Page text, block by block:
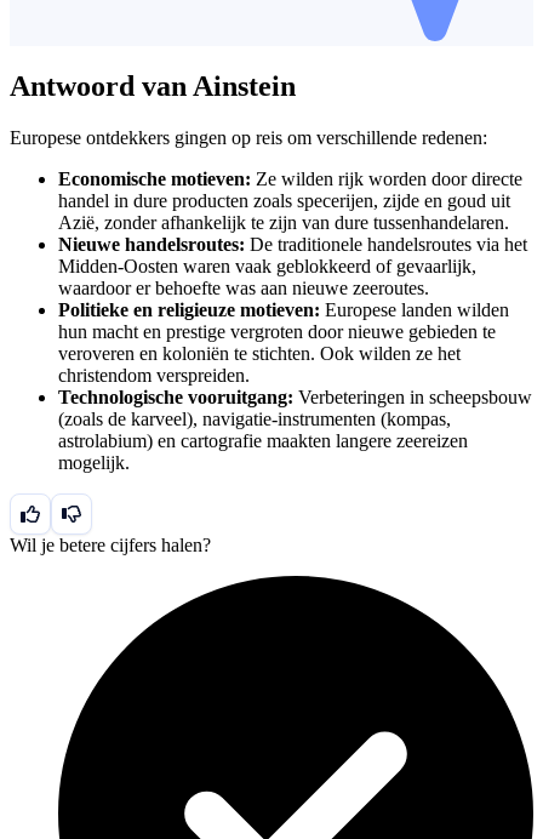
Antwoord van Ainstein
Europese ontdekkers gingen op reis om verschillende redenen:
Economische motieven: Ze wilden rijk worden door directe
handel in dure producten zoals specerijen, zijde en goud uit
Azië, zonder afhankelijk te zijn van dure tussenhandelaren.
Nieuwe handelsroutes: De traditionele handelsroutes via het
Midden-Oosten waren vaak geblokkeerd of gevaarlijk,
waardoor er behoefte was aan nieuwe zeeroutes.
Politieke en religieuze motieven: Europese landen wilden
hun macht en prestige vergroten door nieuwe gebieden te
veroveren en koloniën te stichten. Ook wilden ze het
christendom verspreiden.
Technologische vooruitgang: Verbeteringen in scheepsbouw
(zoals de karveel), navigatie-instrumenten (kompas,
astrolabium) en cartografie maakten langere zeereizen
mogelijk.
Wil je betere cijfers halen?